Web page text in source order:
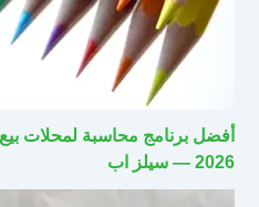
أفضل برنامج محاسبة لمحلات
2026 — سيلز اب